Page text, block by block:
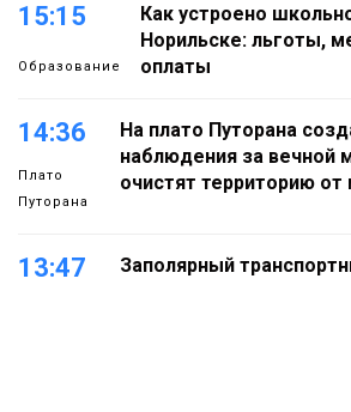
15:15
Образование
Как устроено
Норильске: льготы,
оплаты
14:36
Плато
Путорана
На плато Путорана
наблюдения за вечной
очистят территорию от
13:47
Заполярный